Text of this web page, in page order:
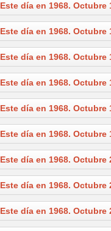
Este día en 1968. Octubre
Este día en 1968. Octubre
Este día en 1968. Octubre
Este día en 1968. Octubre
Este día en 1968. Octubre
Este día en 1968. Octubre
Este día en 1968. Octubre
Este día en 1968. Octubre
Este día en 1968. Octubre